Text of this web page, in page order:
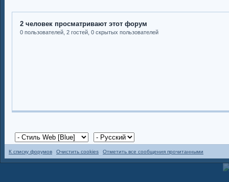
2 человек просматривают этот форум
0 пользователей, 2 гостей, 0 скрытых пользователей
К списку форумов Очистить cookies Отметить все сообщения прочитанными